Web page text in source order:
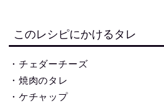
このレシピにかけるタレ
・チェダーチーズ
・焼肉のタレ
・ケチャップ